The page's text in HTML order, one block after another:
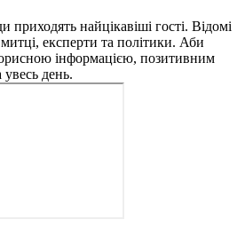
приходять найцікавіші гості. Відомі
експерти та політики. Аби
інформацією, позитивним
увесь день.